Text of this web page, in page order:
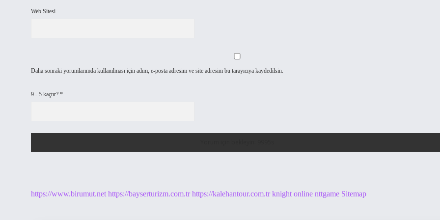
Web Sitesi
Daha sonraki yorumlarımda kullanılması için adım, e-posta adresim ve site adresim bu tarayıcıya kaydedilsin.
9 - 5 kaçtır? *
https://www.birumut.net https://bayserturizm.com.tr https://kalehantour.com.tr knight online nttgame Sitemap